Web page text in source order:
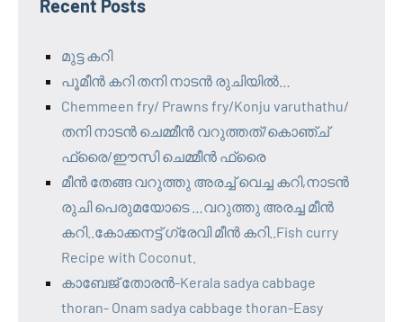
Recent Posts
മുട്ട കറി
പൂമീൻ കറി തനി നാടൻ രുചിയിൽ…
Chemmeen fry/ Prawns fry/Konju varuthathu/
തനി നാടൻ ചെമ്മീൻ വറുത്തത്/കൊഞ്ച്
ഫ്രൈ/ഈസി ചെമ്മീൻ ഫ്രൈ
മീൻ തേങ്ങ വറുത്തു അരച്ച് വെച്ച കറി,നാടൻ
രുചി പെരുമയോടെ …വറുത്തു അരച്ച മീൻ
കറി..കോക്കനട്ട് ഗ്രേവി മീൻ കറി..Fish curry
Recipe with Coconut.
കാബേജ് തോരൻ-Kerala sadya cabbage
thoran- Onam sadya cabbage thoran-Easy